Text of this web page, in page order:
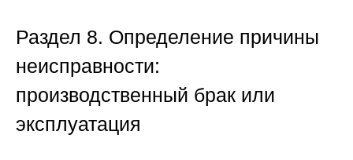
Раздел 8. Определение причины
неисправности:
производственный брак или
эксплуатация